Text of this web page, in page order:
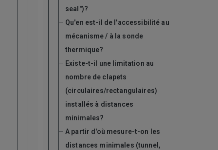
seal")?
Qu'en est-il de l'accessibilité au
mécanisme / à la sonde
thermique?
Existe-t-il une limitation au
nombre de clapets
(circulaires/rectangulaires)
installés à distances
minimales?
A partir d'où mesure-t-on les
distances minimales (tunnel,